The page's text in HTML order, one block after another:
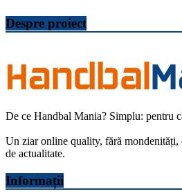
Despre proiect
De ce Handbal Mania? Simplu: pentru
Un ziar online quality, fără
de actualitate.
Informații